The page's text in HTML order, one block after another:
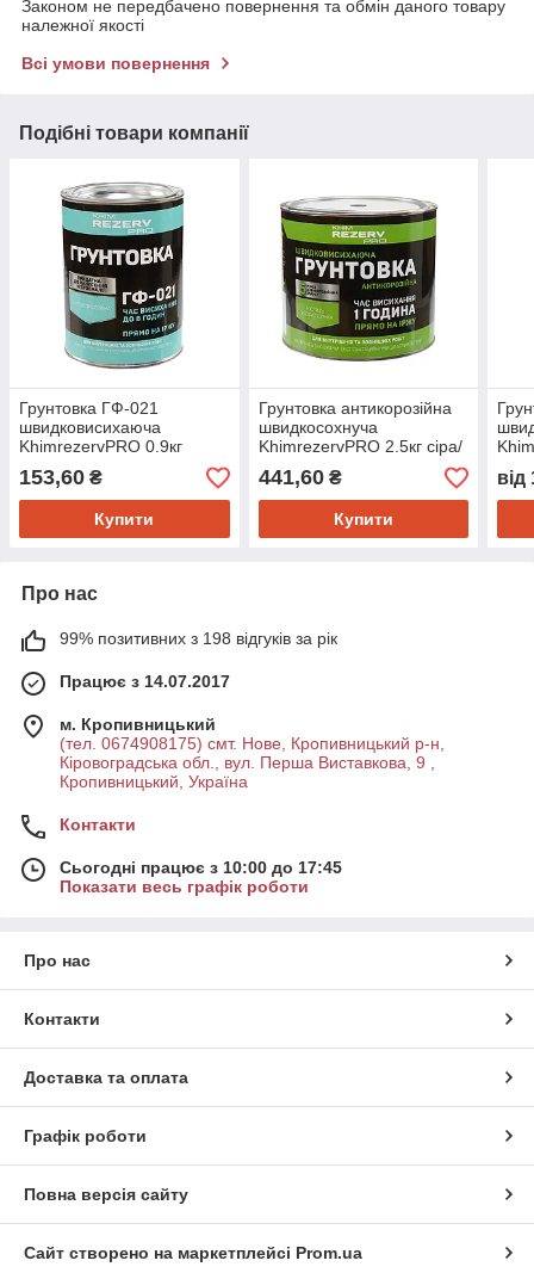
Законом не передбачено повернення та обмін даного товару
належної якості
Всі умови повернення
Подібні товари компанії
Грунтовка ГФ-021
швидковисихаюча
KhimrezervPRO 0.9кг
кольори в асортименті
153,60 ₴
Купити
Грунтовка антикорозійна
швидкосохнуча
KhimrezervPRO 2.5кг сіра/
червоно-коричнева/біла
441,60₴
Купити
від
Про нас
99% позитивних з 198 відгуків за рік
Працює з 14.07.2017
м. Кропивницький
(тел. 0674908175) смт. Нове, Кропивницький р-н,
Кіровоградська обл., вул. Перша Виставкова, 9 ,
Кропивницький, Україна
Контакти
Сьогодні працює з 10:00 до 17:45
Показати весь графік роботи
Про нас
Контакти
Доставка та оплата
Графік роботи
Повна версія сайту
Сайт створено на маркетплейсі Prom.ua